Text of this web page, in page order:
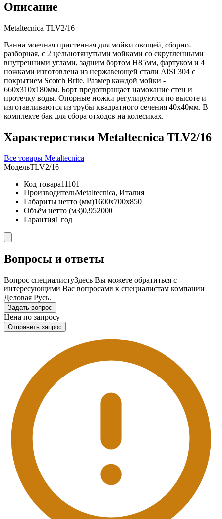
Описание
Metaltecnica TLV2/16
Ванна моечная пристенная для мойки овощей, сборно-
разборная, с 2 цельнотянутыми мойками со скругленными
внутренними углами, задним бортом H85мм, фартуком и 4
ножками изготовлена из нержавеющей стали AISI 304 с
покрытием Scotch Brite. Размер каждой мойки -
660х310х180мм. Борт предотвращает намокание стен и
протечку воды. Опорные ножки регулируются по высоте и
изготавливаются из трубы квадратного сечения 40х40мм. В
комплекте бак для сбора отходов на колесиках.
Характеристики Metaltecnica TLV2/16
Все товары Metaltecnica
МодельTLV2/16
Код товара11101
ПроизводительMetaltecnica, Италия
Габариты нетто (мм)1600x700x850
Объём нетто (м3)0,952000
Гарантия1 год
Вопросы и ответы
Вопрос специалистуЗдесь Вы можете обратиться с
интересующими Вас вопросами к специалистам компании
Деловая Русь.
Задать вопрос
Цена по запросу
Отправить запрос